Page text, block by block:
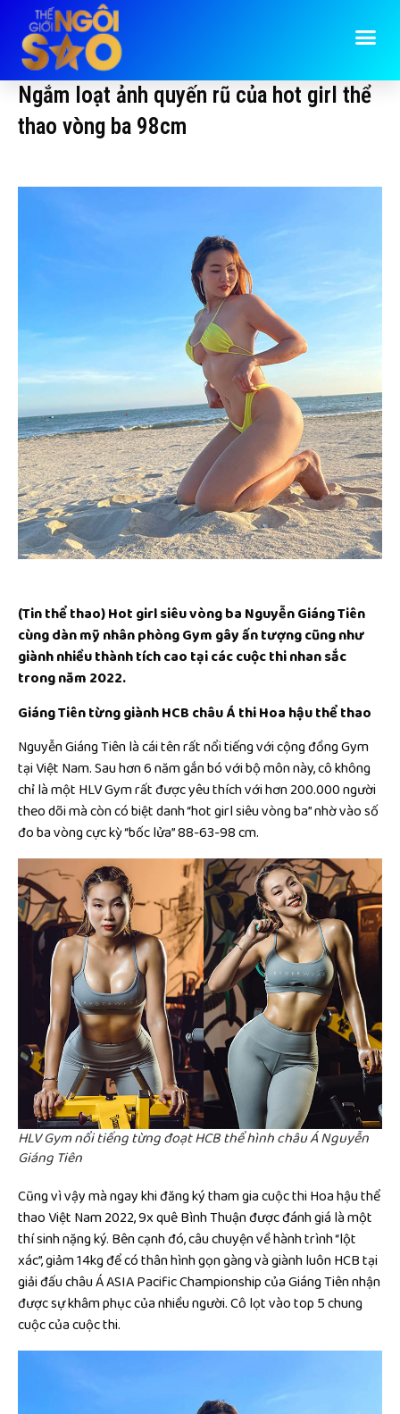
Ngắm loạt ảnh quyến rũ của hot girl thể
thao vòng ba 98cm
(Tin thể thao) Hot girl siêu vòng ba Nguyễn Giáng Tiên
cùng dàn mỹ nhân phòng Gym gây ấn tượng cũng như
giành nhiều thành tích cao tại các cuộc thi nhan sắc
trong năm 2022.
Giáng Tiên từng giành HCB châu Á thi Hoa hậu thể thao
Nguyễn Giáng Tiên là cái tên rất nổi tiếng với cộng đồng Gym
tại Việt Nam. Sau hơn 6 năm gắn bó với bộ môn này, cô không
chỉ là một HLV Gym rất được yêu thích với hơn 200.000 người
theo dõi mà còn có biệt danh “hot girl siêu vòng ba” nhờ vào số
đo ba vòng cực kỳ “bốc lửa” 88-63-98 cm.
HLV Gym nổi tiếng từng đoạt HCB thể hình châu Á Nguyễn
Giáng Tiên
Cũng vì vậy mà ngay khi đăng ký tham gia cuộc thi Hoa hậu thể
thao Việt Nam 2022, 9x quê Bình Thuận được đánh giá là một
thí sinh nặng ký. Bên cạnh đó, câu chuyện về hành trình “lột
xác”, giảm 14kg để có thân hình gọn gàng và giành luôn HCB tại
giải đấu châu Á ASIA Pacific Championship của Giáng Tiên nhận
được sự khâm phục của nhiều người. Cô lọt vào top 5 chung
cuộc của cuộc thi.